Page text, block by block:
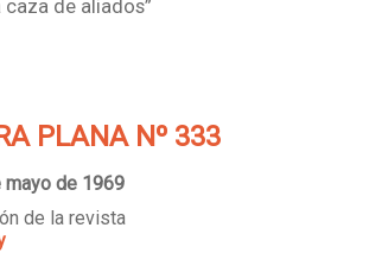
caza de aliados”
PLANA Nº 333
mayo de 1969
de la revista